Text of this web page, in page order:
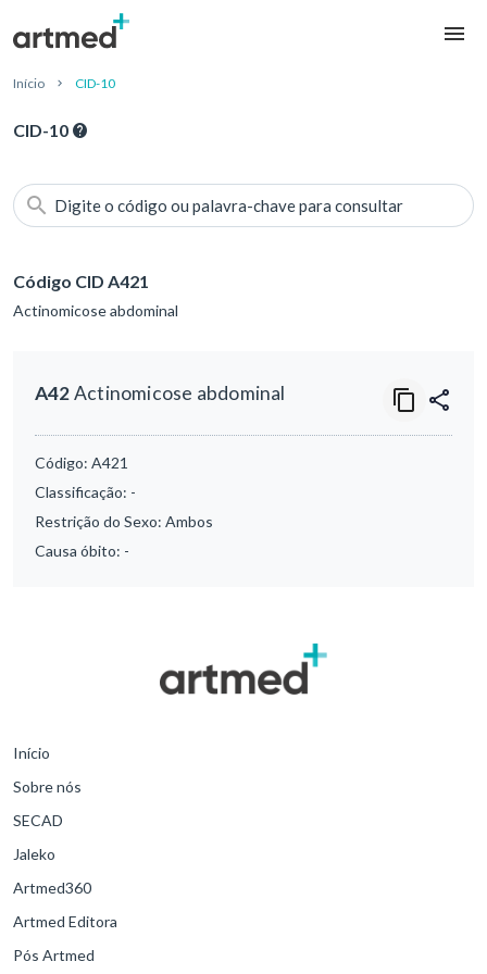
Início CID-10
CID-10
Digite o código ou palavra-chave para consultar
Código CID A421
Actinomicose abdominal
A42Actinomicose abdominal
Código: A421
Classificação: -
Restrição do Sexo: Ambos
Causa óbito: -
Início
Sobre nós
SECAD
Jaleko
Artmed360
Artmed Editora
Pós Artmed